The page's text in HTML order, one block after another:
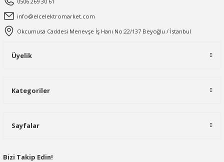
info@elcelektromarket.com
Okcumusa Caddesi Menevşe İş Hanı No:22/137 Beyoğlu / İstanbul
Üyelik
Kategoriler
Sayfalar
Bizi Takip Edin!